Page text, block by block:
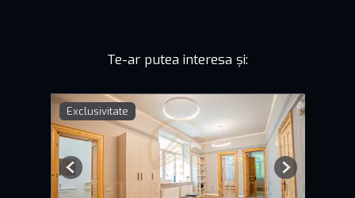
Te-ar putea interesa și:
Exclusivitate
Previous Next